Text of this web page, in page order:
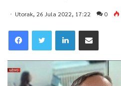
Utorak, 26 Jula 2022, 17:22 0